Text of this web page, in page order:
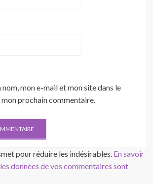
mon e-mail et mon site dans le
prochain commentaire.
pour réduire les indésirables. En savoir
données de vos commentaires sont